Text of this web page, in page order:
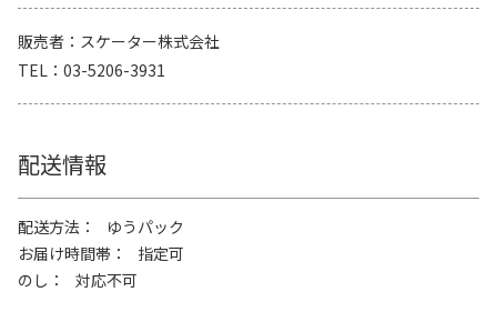
販売者
スケーター株式会社
TEL
03-5206-3931
配送情報
配送方法
ゆうパック
お届け時間帯
指定可
のし
対応不可